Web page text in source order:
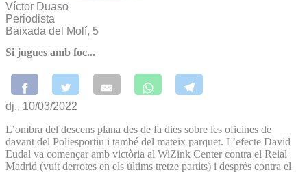
Víctor Duaso
Periodista
Baixada del Molí, 5
Si jugues amb foc...
dj., 10/03/2022
L’ombra del descens plana des de fa dies sobre les oficines de
davant del Poliesportiu i també del mateix parquet. L’efecte David
Eudal va començar amb victòria al WiZink Center contra el Reial
Madrid (vuit derrotes en els últims tretze partits) i després contra el